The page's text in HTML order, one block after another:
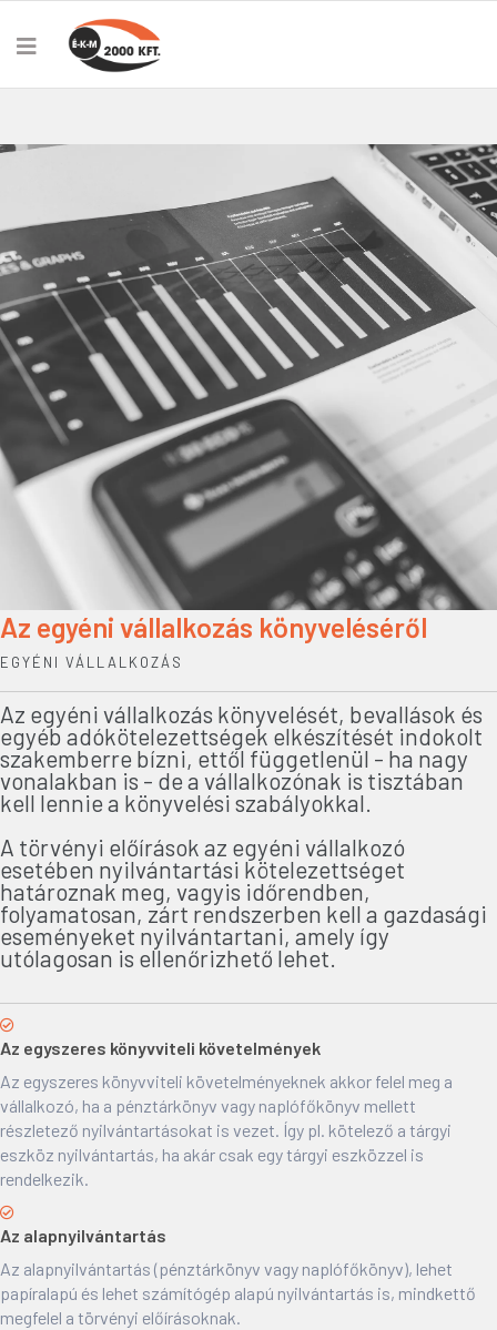
Az egyéni vállalkozás könyveléséről
EGYÉNI VÁLLALKOZÁS
Az egyéni vállalkozás könyvelését, bevallások és
egyéb adókötelezettségek elkészítését indokolt
szakemberre bízni, ettől függetlenül - ha nagy
vonalakban is - de a vállalkozónak is tisztában
kell lennie a könyvelési szabályokkal.
A törvényi előírások az egyéni vállalkozó
esetében nyilvántartási kötelezettséget
határoznak meg, vagyis időrendben,
folyamatosan, zárt rendszerben kell a gazdasági
eseményeket nyilvántartani, amely így
utólagosan is ellenőrizhető lehet.
Az egyszeres könyvviteli követelmények
Az egyszeres könyvviteli követelményeknek akkor felel meg a
vállalkozó, ha a pénztárkönyv vagy naplófőkönyv mellett
részletező nyilvántartásokat is vezet. Így pl. kötelező a tárgyi
eszköz nyilvántartás, ha akár csak egy tárgyi eszközzel is
rendelkezik.
Az alapnyilvántartás
Az alapnyilvántartás (pénztárkönyv vagy naplófőkönyv), lehet
papíralapú és lehet számítógép alapú nyilvántartás is, mindkettő
megfelel a törvényi előírásoknak.